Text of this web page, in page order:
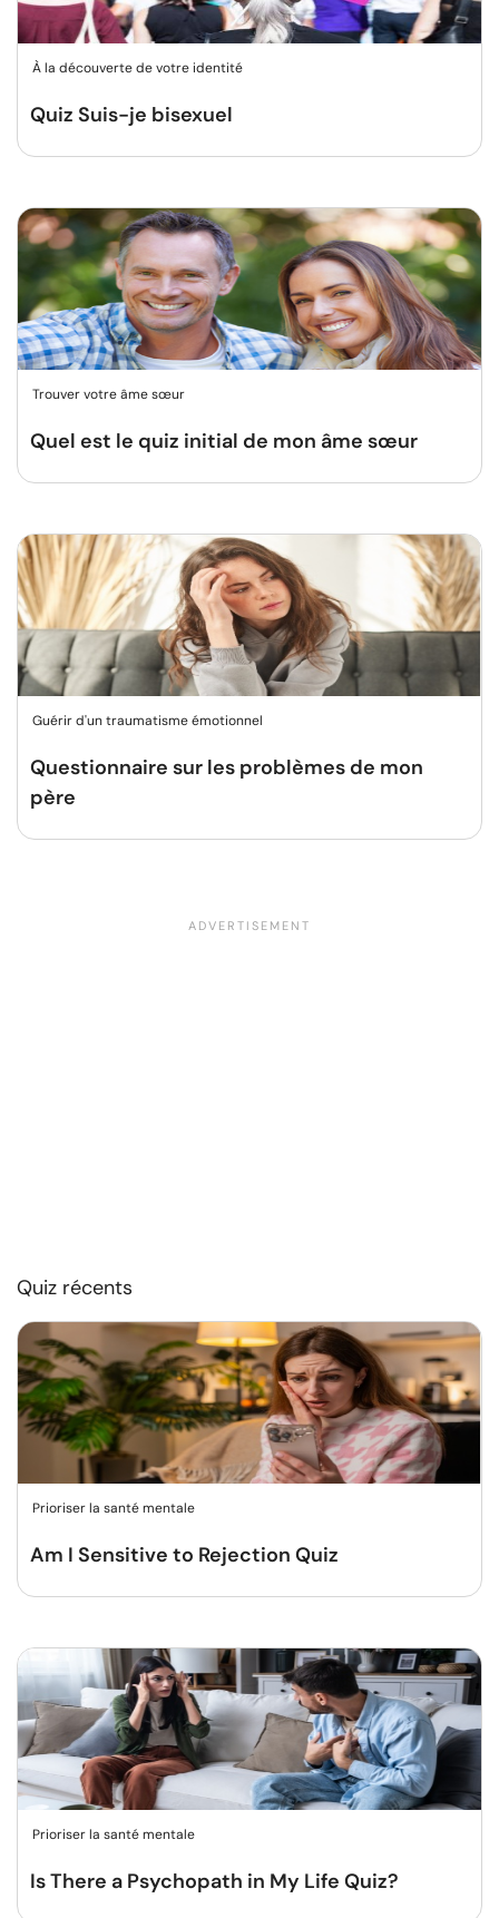
À la découverte de votre identité
Quiz Suis-je bisexuel
Trouver votre âme sœur
Quel est le quiz initial de mon âme sœur
Guérir d'un traumatisme émotionnel
Questionnaire sur les problèmes de mon
père
Quiz récents
Prioriser la santé mentale
Am I Sensitive to Rejection Quiz
Prioriser la santé mentale
Is There a Psychopath in My Life Quiz?